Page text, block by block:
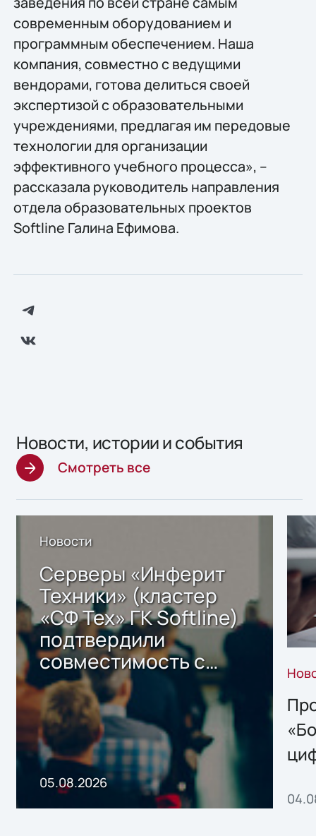
современным оборудованием и
программным обеспечением. Наша
компания, совместно с ведущими
вендорами, готова делиться своей
экспертизой с образовательными
учреждениями, предлагая им передовые
технологии для организации
эффективного учебного процесса», –
рассказала руководитель направления
отдела образовательных проектов
Softline Галина Ефимова.
Новости, истории и события
Смотреть все
Новости
Серверы «Инферит
Техники» (кластер
«СФ Тех» ГК Softline)
подтвердили
совместимость с
решением Sharx
Storage 2.x для
хранения данных
05.08.2026